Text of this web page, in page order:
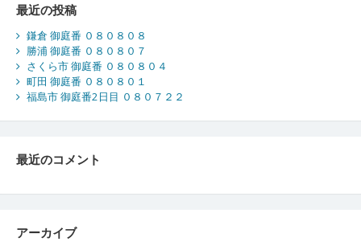
最近の投稿
鎌倉 御庭番 ０８０８０８
勝浦 御庭番 ０８０８０７
さくら市 御庭番 ０８０８０４
町田 御庭番 ０８０８０１
福島市 御庭番2日目 ０８０７２２
最近のコメント
アーカイブ